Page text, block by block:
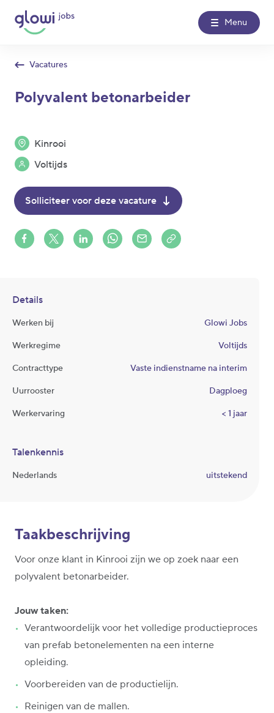
Menu
Glowi Glowi Jobs Het Poetsbureau
Nieuws
Vacatures
Polyvalent betonarbeider
Share on Facebook
Share on X (formerly Twitter)
Share on LinkedIn
Share via Whatsapp
Share via MailCopy to clipboard
Kinrooi
Voltijds
Solliciteer voor deze vacature
Details
Werken bij Glowi Jobs
Werkregime Voltijds
Contracttype Vaste indienstname na interim
Uurrooster Dagploeg
Werkervaring < 1 jaar
Talenkennis
Nederlands uitstekend
Taakbeschrijving
Voor onze klant in Kinrooi zijn we op zoek naar een
polyvalent betonarbeider.
Jouw taken:
Verantwoordelijk voor het volledige productieproces
van prefab betonelementen na een interne
opleiding.
Voorbereiden van de productielijn.
Reinigen van de mallen.